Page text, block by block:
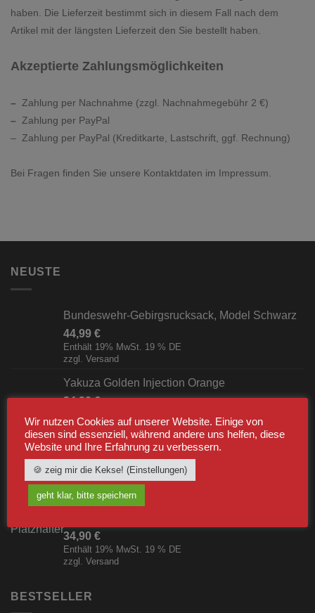
haben.
Die Lieferzeit bestimmt sich in diesem Fall nach dem
Artikel mit der längsten Lieferzeit den Sie bestellt haben.
Akzeptierte Zahlungsmöglichkeiten
– Zahlung per Nachnahme (zzgl. Nachnahmegebühr 2 €)
– Zahlung per PayPal
– Zahlung per PayPal (Kreditkarte, Lastschrift, ggf. Rechnung)
Bei Fragen finden Sie unsere Kontaktdaten im Impressum.
NEUSTE
Bundeswehr-Gebirgsrucksack, Model Schwarz
44,99 €
Enthält 19% MwSt. 19 % DE
zzgl. Versand
Yakuza Golden Injection Orange
34,90€
zzgl.Versand
Yakuza Golden Injection T-shirt Weiß
34,90 €
Enthält 19% MwSt. 19 % DE
zzgl.Versand
34,90 €
Enthält 19% MwSt. 19 % DE
zzgl. Versand
BESTSELLER
Wir nutzen Cookies auf unserer Website. Einige von
diesen sind essenziell, während andere uns helfen, diese
Website und Ihre Erfahrung zu verbessern.
🍪 zeig mir die Kekse! (Einstellungen)
geht klar, bitte speichern